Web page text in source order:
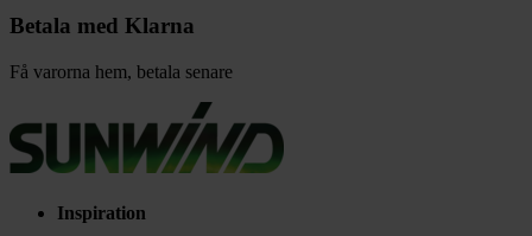
Betala med Klarna
Få varorna hem, betala senare
Inspiration